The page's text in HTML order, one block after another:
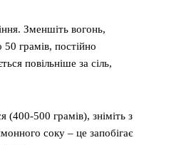
Зменшіть вогонь,
грамів, постійно
повільніше за сіль,
(400-500 грамів), зніміть з
соку – це запобігає